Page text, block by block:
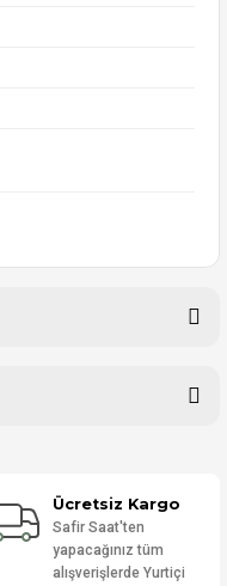
Ücretsiz Kargo
Safir Saat'ten
yapacağınız tüm
alışverişlerde Yurtiçi